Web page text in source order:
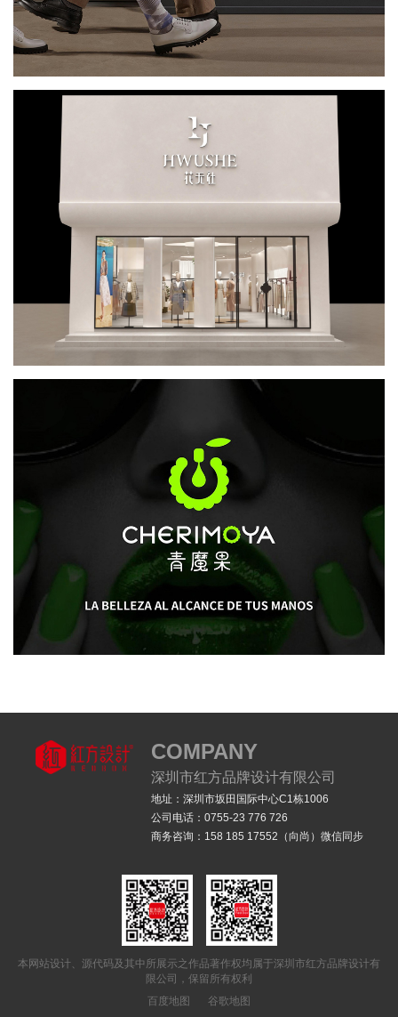
YIMAIFA-全场景鞋履品牌全案设计
品牌策划 logo设计 品牌VI设计 SI终端店铺设计
HWUSHE花无社-女装品牌设计
品牌VI设计 品牌符号设计 SI终端店铺设计
CHERIMOYA青魔果-指甲油品牌全案设计
品牌策划 品牌符号设计
产品包装设计
品牌IP设计 品牌VI设计
COMPANY
深圳市红方品牌设计有限公司
地址：深圳市坂田国际中心C1栋1006
公司电话：0755-23 776 726
商务咨询：158 185 17552（向尚）微信同步
本网站设计、源代码及其中所展示之作品著作权均属于深圳市红方品牌设计有
限公司，保留所有权利
百度地图
谷歌地图